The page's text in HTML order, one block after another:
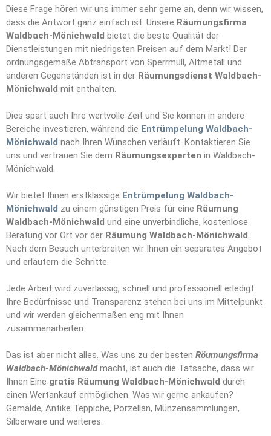
Diese Frage hören wir uns immer sehr gerne an, denn wir wissen,
dass die Antwort ganz einfach ist: Unsere Räumungsfirma
Waldbach-Mönichwald bietet die beste Qualität der
Dienstleistungen mit niedrigsten Preisen auf dem Markt! Der
ordnungsgemäße Abtransport von Sperrmüll, Altmetall und
anderen Gegenständen ist in der Räumungsdienst Waldbach-
Mönichwald mit enthalten.
Dies spart auch Ihre wertvolle Zeit und Sie können in andere
Bereiche investieren, während die Entrümpelung Waldbach-
Mönichwald nach Ihren Wünschen verläuft. Kontaktieren Sie
uns und vertrauen Sie dem Räumungsexperten in Waldbach-
Mönichwald.
Wir bietet Ihnen erstklassige Entrümpelung Waldbach-
Mönichwald zu einem günstigen Preis für eine Räumung
Waldbach-Mönichwald und eine unverbindliche, kostenlose
Beratung vor Ort vor der Räumung Waldbach-Mönichwald .
Nach dem Besuch unterbreiten wir Ihnen ein separates Angebot
und erläutern die Schritte.
Jede Arbeit wird zuverlässig, schnell und professionell erledigt.
Ihre Bedürfnisse und Transparenz stehen bei uns im Mittelpunkt
und wir werden gleichermaßen eng mit Ihnen
zusammenarbeiten.
Das ist aber nicht alles. Was uns zu der besten Röumungsfirma
Waldbach-Mönichwald macht, ist auch die Tatsache, dass wir
Ihnen Eine gratis Räumung Waldbach-Mönichwald durch
einen Wertankauf ermöglichen. Was wir gerne ankaufen?
Gemälde, Antike Teppiche, Porzellan, Münzensammlungen,
Silberware und weiteres.